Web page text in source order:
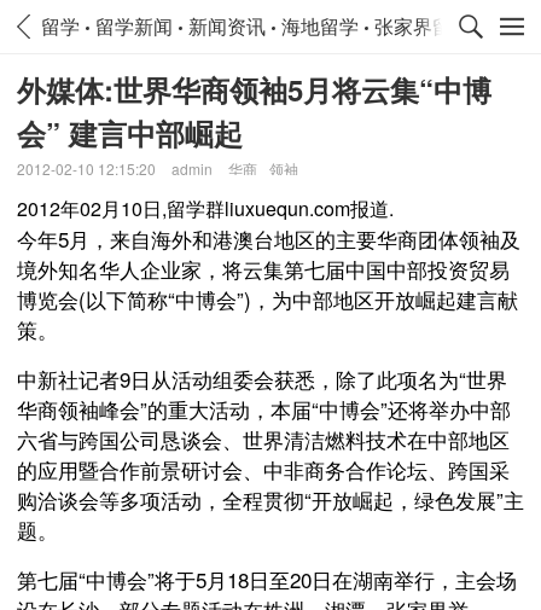
留学 留学新闻 新闻资讯 海地留学 张家界留学新闻
外媒体:世界华商领袖5月将云集“中博
会” 建言中部崛起
2012-02-10 12:15:20 admin 华商 领袖
2012年02月10日,留学群liuxuequn.com报道.
今年5月，来自海外和港澳台地区的主要华商团体领袖及
境外知名华人企业家，将云集第七届中国中部投资贸易
博览会(以下简称“中博会”)，为中部地区开放崛起建言献
策。
中新社记者9日从活动组委会获悉，除了此项名为“世界
华商领袖峰会”的重大活动，本届“中博会”还将举办中部
六省与跨国公司恳谈会、世界清洁燃料技术在中部地区
的应用暨合作前景研讨会、中非商务合作论坛、跨国采
购洽谈会等多项活动，全程贯彻“开放崛起，绿色发展”主
题。
第七届“中博会”将于5月18日至20日在湖南举行，主会场